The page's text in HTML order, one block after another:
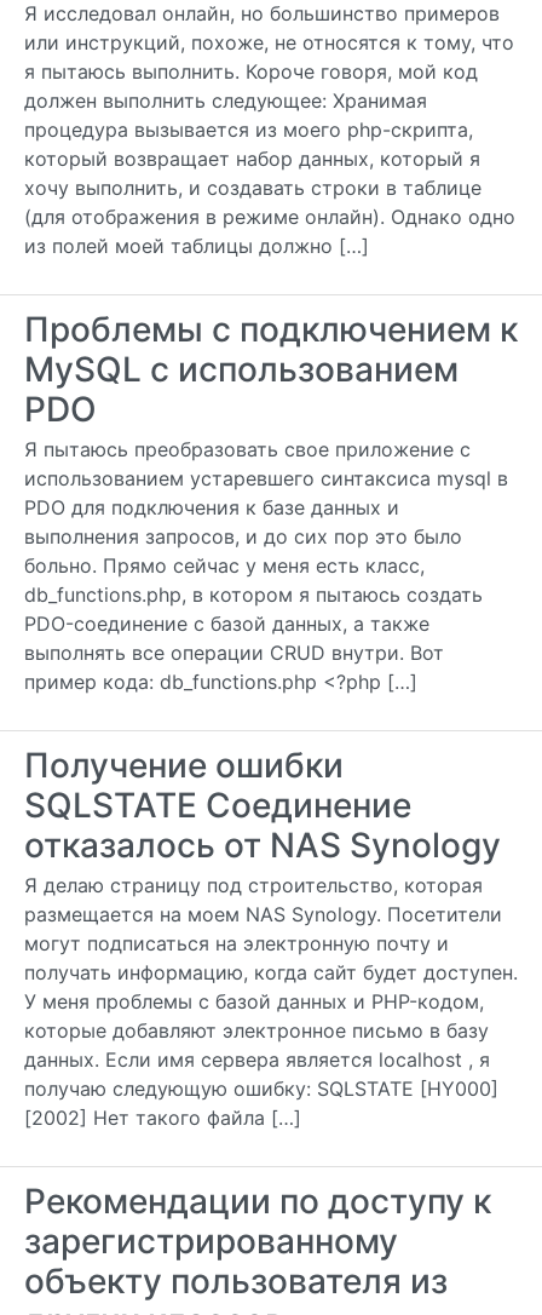
Я исследовал онлайн, но большинство примеров
или инструкций, похоже, не относятся к тому, что
я пытаюсь выполнить. Короче говоря, мой код
должен выполнить следующее: Хранимая
процедура вызывается из моего php-скрипта,
который возвращает набор данных, который я
хочу выполнить, и создавать строки в таблице
(для отображения в режиме онлайн). Однако одно
из полей моей таблицы должно […]
Проблемы с подключением к
MySQL с использованием
PDO
Я пытаюсь преобразовать свое приложение с
использованием устаревшего синтаксиса mysql в
PDO для подключения к базе данных и
выполнения запросов, и до сих пор это было
больно. Прямо сейчас у меня есть класс,
db_functions.php, в котором я пытаюсь создать
PDO-соединение с базой данных, а также
выполнять все операции CRUD внутри. Вот
пример кода: db_functions.php <?php […]
Получение ошибки
SQLSTATE Соединение
отказалось от NAS Synology
Я делаю страницу под строительство, которая
размещается на моем NAS Synology. Посетители
могут подписаться на электронную почту и
получать информацию, когда сайт будет доступен.
У меня проблемы с базой данных и PHP-кодом,
которые добавляют электронное письмо в базу
данных. Если имя сервера является localhost , я
получаю следующую ошибку: SQLSTATE [HY000]
[2002] Нет такого файла […]
Рекомендации по доступу к
зарегистрированному
объекту пользователя из